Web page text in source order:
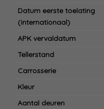
Datum eerste toelating
(internationaal)
APK vervaldatum
Tellerstand
Carrosserie
Kleur
Aantal deuren